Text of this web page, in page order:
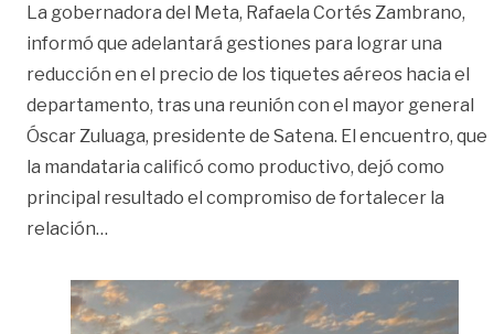
La gobernadora del Meta, Rafaela Cortés Zambrano,
informó que adelantará gestiones para lograr una
reducción en el precio de los tiquetes aéreos hacia el
departamento, tras una reunión con el mayor general
Óscar Zuluaga, presidente de Satena. El encuentro, que
la mandataria calificó como productivo, dejó como
principal resultado el compromiso de fortalecer la
relación…